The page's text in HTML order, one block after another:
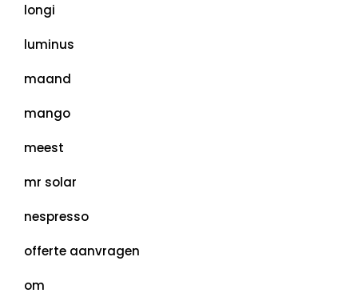
longi
luminus
maand
mango
meest
mr solar
nespresso
offerte aanvragen
om